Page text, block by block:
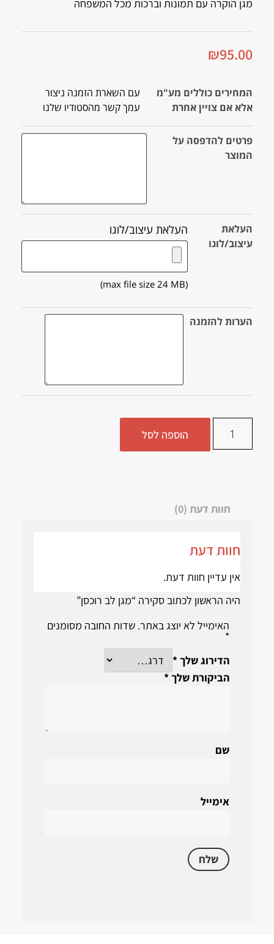
מגן הוקרה עם תמונות וברכות מכל המשפחה
₪95.00
המחירים כוללים מע"מ
אלא אם צויין אחרת
עם השארת הזמנה ניצור
עמך קשר מהסטודיו שלנו
פרטים להדפסה על
המוצר
העלאת
עיצוב/לוגו
העלאת עיצוב/לוגו
(max file size 24 MB)
הערות להזמנה
הוספה לסל
חוות דעת (0)
חוות דעת
אין עדיין חוות דעת.
היה הראשון לכתוב סקירה “מגן לב רוכסן”
האימייל לא יוצג באתר. שדות החובה מסומנים
*
הדירוג שלך*
הביקורת שלך*
שם
אימייל